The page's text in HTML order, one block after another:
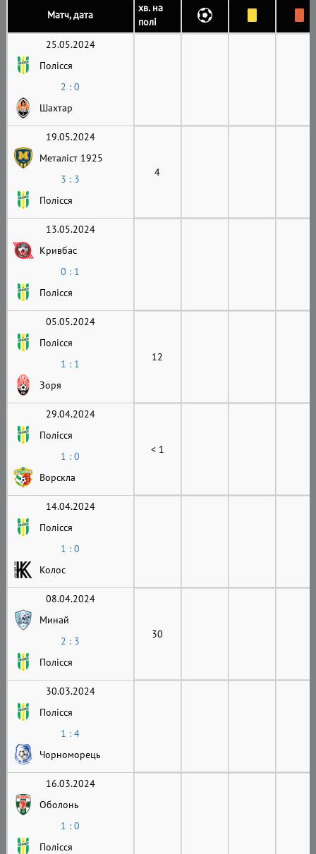
Матч, дата
хв. на
полі
25.05.2024
Полісся
2 : 0
Шахтар
19.05.2024
Металіст 1925
3 : 3
Полісся
4
13.05.2024
Кривбас
0 : 1
Полісся
05.05.2024
Полісся
1 : 1
Зоря
12
29.04.2024
Полісся
1 : 0
Ворскла
< 1
14.04.2024
Полісся
1 : 0
Колос
08.04.2024
Минай
2 : 3
Полісся
30
30.03.2024
Полісся
1 : 4
Чорноморець
16.03.2024
Оболонь
1 : 0
Полісся